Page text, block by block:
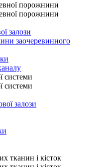
порожнини
порожнини
залози
заочеревинного
системи
системи
залози
тканин і кісток